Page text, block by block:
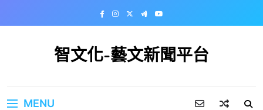
智文化-藝文新聞平台
MENU